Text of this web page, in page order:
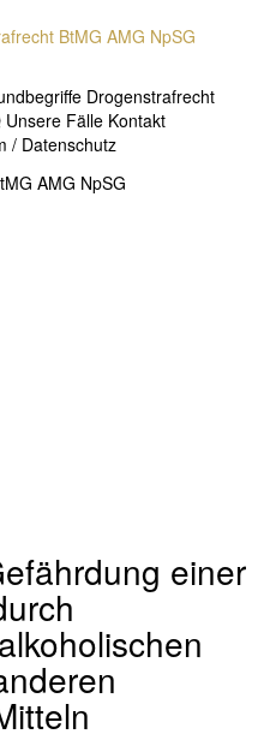
Drogenstrafrecht
Unsere Fälle Kontakt
/ Datenschutz
einer